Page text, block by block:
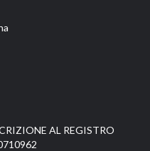
AL REGISTRO